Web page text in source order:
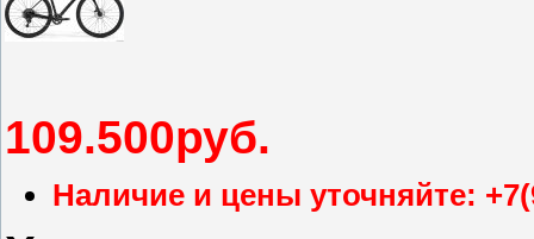
109.500руб.
Наличие и цены уточняйте: